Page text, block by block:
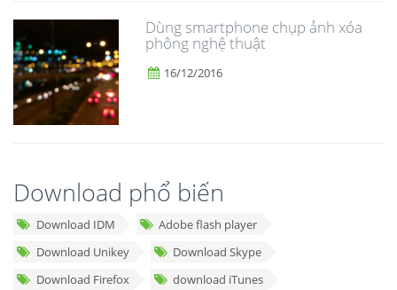
Dùng smartphone chụp ảnh xóa
phông nghệ thuật
16/12/2016
Download phổ biến
Download IDM
Adobe flash player
Download Unikey
Download Skype
Download Firefox
download iTunes